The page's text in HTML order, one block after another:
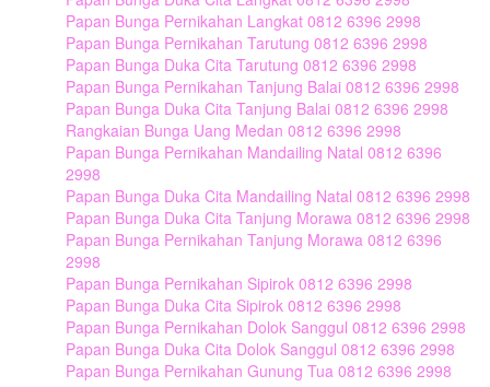
Papan Bunga Pernikahan Langkat 0812 6396 2998
Papan Bunga Pernikahan Tarutung 0812 6396 2998
Papan Bunga Duka Cita Tarutung 0812 6396 2998
Papan Bunga Pernikahan Tanjung Balai 0812 6396 2998
Papan Bunga Duka Cita Tanjung Balai 0812 6396 2998
Rangkaian Bunga Uang Medan 0812 6396 2998
Papan Bunga Pernikahan Mandailing Natal 0812 6396
2998
Papan Bunga Duka Cita Mandailing Natal 0812 6396 2998
Papan Bunga Duka Cita Tanjung Morawa 0812 6396 2998
Papan Bunga Pernikahan Tanjung Morawa 0812 6396
2998
Papan Bunga Pernikahan Sipirok 0812 6396 2998
Papan Bunga Duka Cita Sipirok 0812 6396 2998
Papan Bunga Pernikahan Dolok Sanggul 0812 6396 2998
Papan Bunga Duka Cita Dolok Sanggul 0812 6396 2998
Papan Bunga Pernikahan Gunung Tua 0812 6396 2998